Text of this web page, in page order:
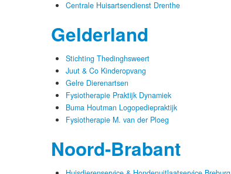
Centrale Huisartsendienst Drenthe
Gelderland
Stichting Thedinghsweert
Juut & Co Kinderopvang
Gelre Dierenartsen
Fysiotherapie Praktijk Dynamiek
Buma Houtman Logopediepraktijk
Fysiotherapie M. van der Ploeg
Noord-Brabant